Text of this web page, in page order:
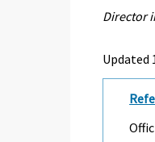
Director
Updated